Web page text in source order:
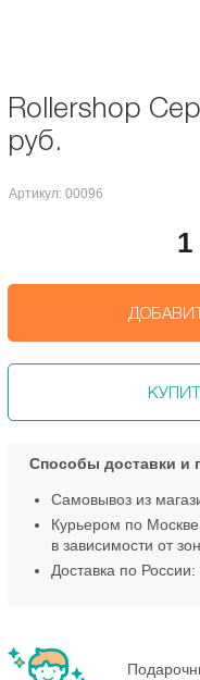
Rollershop
руб.
Артикул: 00096
1
Способы доставки и
Самовывоз из
Курьером по Москве
в зависимости от
Доставка по России: